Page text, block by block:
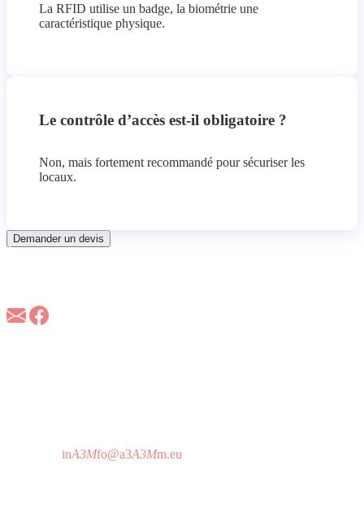
La RFID utilise un badge, la biométrie une
caractéristique physique.
Le contrôle d’accès est-il obligatoire ?
Non, mais fortement recommandé pour sécuriser les
locaux.
Demander un devis
inA3Mfo@a3A3Mm.eu